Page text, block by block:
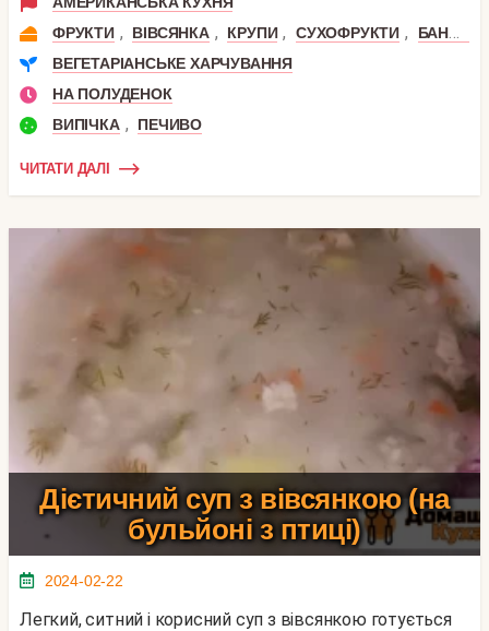
ФРУКТИ , ВІВСЯНКА , КРУПИ , СУХОФРУКТИ ,
БАНАН
ВЕГЕТАРІАНСЬКЕ ХАРЧУВАННЯ
НА ПОЛУДЕНОК
ВИПІЧКА , ПЕЧИВО
ЧИТАТИ ДАЛІ
Дієтичний суп з вівсянкою (на
бульйоні з птиці)
2024-02-22
Легкий, ситний і корисний суп з вівсянкою готується